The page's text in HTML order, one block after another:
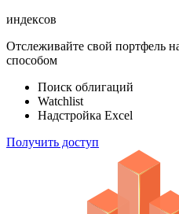
индексов
Отслеживайте свой портфель
способом
Поиск облигаций
Watchlist
Надстройка Excel
Получить доступ